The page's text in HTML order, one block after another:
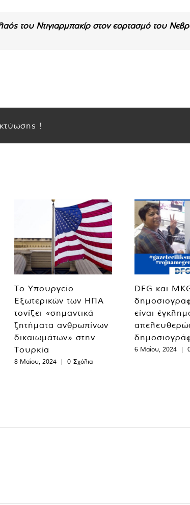
του Ντιγιαρμπακίρ στον εορτασμό του
!
Το Υπουργείο
Εξωτερικών των ΗΠΑ
τονίζει «σημαντικά
ζητήματα ανθρωπίνων
δικαιωμάτων» στην
Τουρκία
8 Μαΐου, 2024 | 0 Σχόλια
DFG και
είναι
6 Μαΐου, 2024 |